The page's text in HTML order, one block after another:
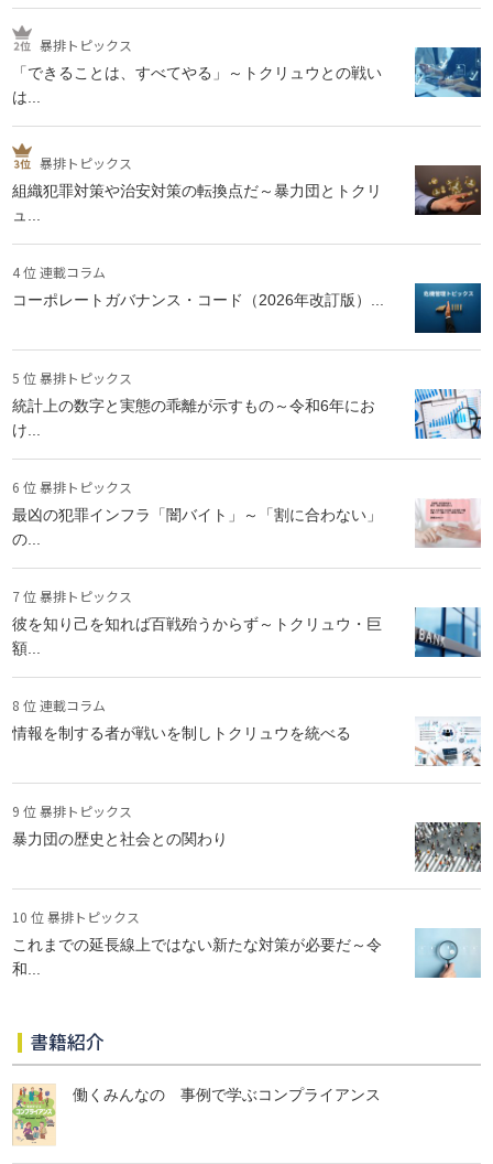
暴排トピックス
「できることは、すべてやる」～トクリュウとの戦い
は...
暴排トピックス
組織犯罪対策や治安対策の転換点だ～暴力団とトクリ
ュ...
4 位 連載コラム
コーポレートガバナンス・コード（2026年改訂版）...
5 位 暴排トピックス
統計上の数字と実態の乖離が示すもの～令和6年にお
け...
6 位 暴排トピックス
最凶の犯罪インフラ「闇バイト」～「割に合わない」
の...
7 位 暴排トピックス
彼を知り己を知れば百戦殆うからず～トクリュウ・巨
額...
8 位 連載コラム
情報を制する者が戦いを制しトクリュウを統べる
9 位 暴排トピックス
暴力団の歴史と社会との関わり
10 位 暴排トピックス
これまでの延長線上ではない新たな対策が必要だ～令
和...
書籍紹介
働くみんなの 事例で学ぶコンプライアンス